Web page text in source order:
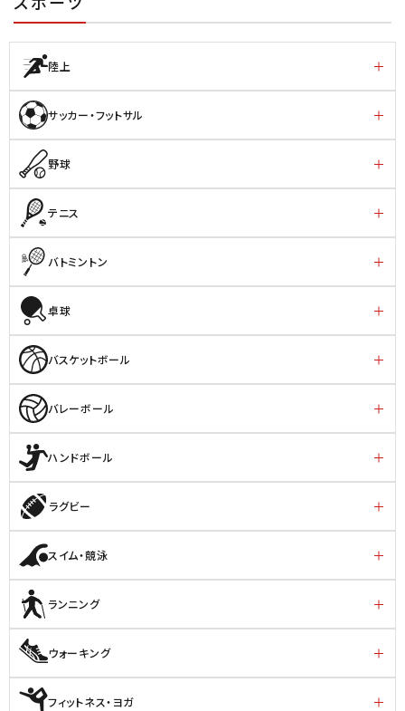
陸上
サッカー・フットサル
野球
テニス
バトミントン
卓球
バスケットボール
バレーボール
ハンドボール
ラグビー
スイム・競泳
ランニング
ウォーキング
フィットネス・ヨガ